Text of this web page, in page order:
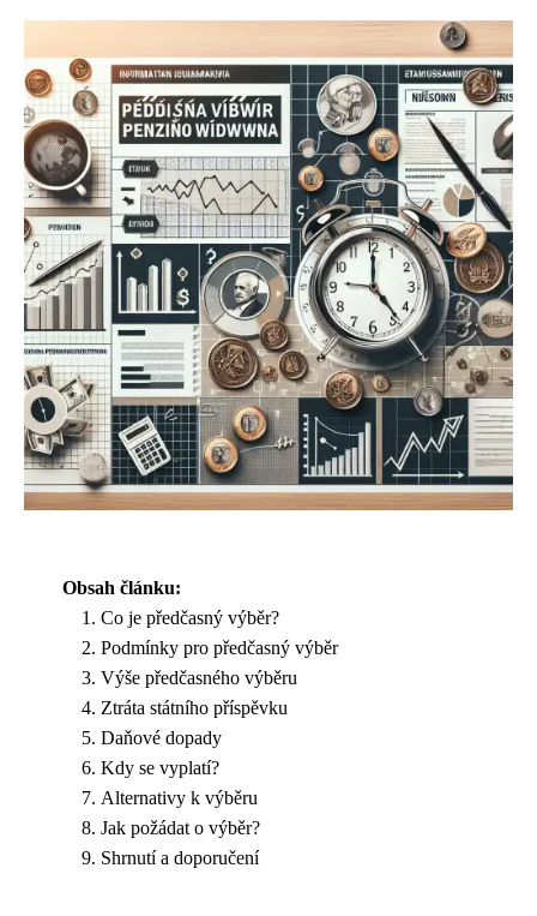
Obsah článku:
Co je předčasný výběr?
Podmínky pro předčasný výběr
Výše předčasného výběru
Ztráta státního příspěvku
Daňové dopady
Kdy se vyplatí?
Alternativy k výběru
Jak požádat o výběr?
Shrnutí a doporučení